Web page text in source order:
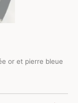
or et pierre bleue